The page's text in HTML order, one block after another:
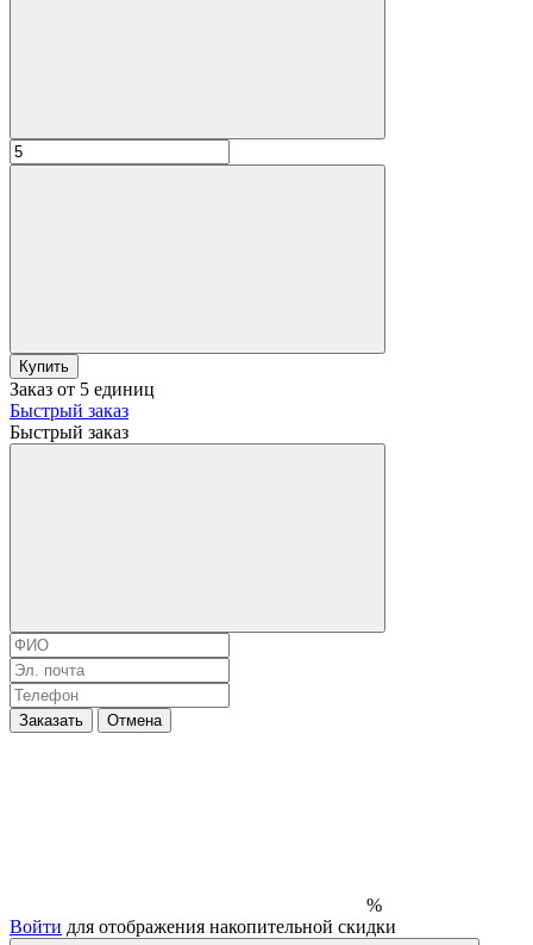
Купить
Заказ от 5 единиц
Быстрый заказ
Быстрый заказ
Заказать Отмена
%
Войти для отображения накопительной скидки